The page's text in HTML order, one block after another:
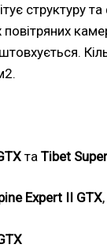
структуру та
та Tibet
Expert II GTX,